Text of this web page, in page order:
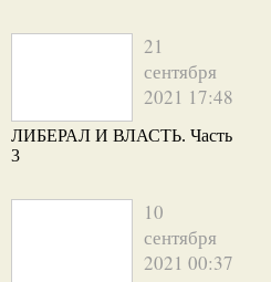
21
сентября
2021 17:48
ЛИБЕРАЛ И ВЛАСТЬ. Часть
3
10
сентября
2021 00:37